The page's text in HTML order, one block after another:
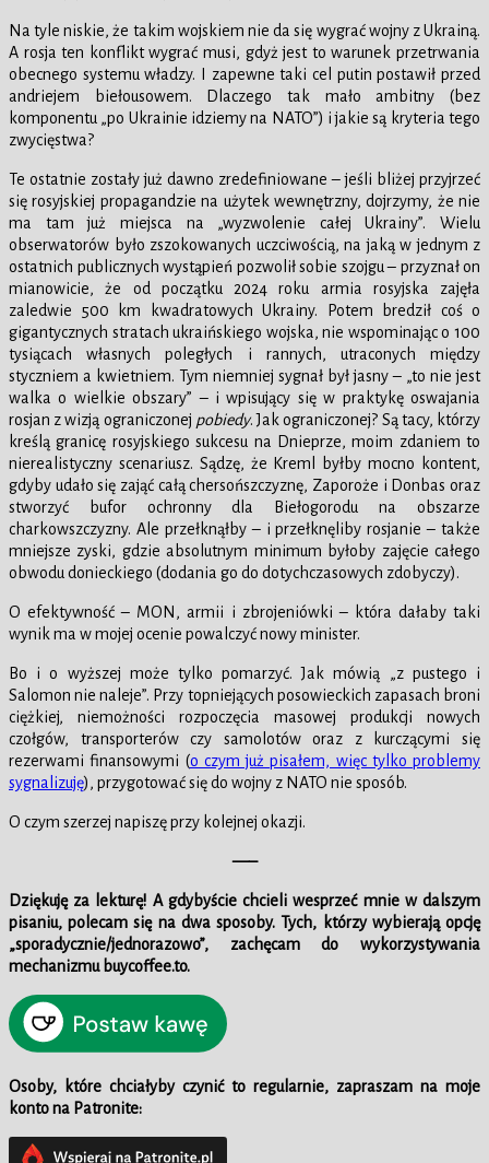
Na tyle niskie, że takim wojskiem nie da się wygrać wojny z Ukrainą.
A rosja ten konflikt wygrać musi, gdyż jest to warunek przetrwania
obecnego systemu władzy. I zapewne taki cel putin postawił przed
andriejem biełousowem. Dlaczego tak mało ambitny (bez
komponentu „po Ukrainie idziemy na NATO”) i jakie są kryteria tego
zwycięstwa?
Te ostatnie zostały już dawno zredefiniowane – jeśli bliżej przyjrzeć
się rosyjskiej propagandzie na użytek wewnętrzny, dojrzymy, że nie
ma tam już miejsca na „wyzwolenie całej Ukrainy”. Wielu
obserwatorów było zszokowanych uczciwością, na jaką w jednym z
ostatnich publicznych wystąpień pozwolił sobie szojgu – przyznał on
mianowicie, że od początku 2024 roku armia rosyjska zajęła
zaledwie 500 km kwadratowych Ukrainy. Potem bredził coś o
gigantycznych stratach ukraińskiego wojska, nie wspominając o 100
tysiącach własnych poległych i rannych, utraconych między
styczniem a kwietniem. Tym niemniej sygnał był jasny – „to nie jest
walka o wielkie obszary” – i wpisujący się w praktykę oswajania
rosjan z wizją ograniczonej pobiedy. Jak ograniczonej? Są tacy, którzy
kreślą granicę rosyjskiego sukcesu na Dnieprze, moim zdaniem to
nierealistyczny scenariusz. Sądzę, że Kreml byłby mocno kontent,
gdyby udało się zająć całą chersońszczyznę, Zaporoże i Donbas oraz
stworzyć bufor ochronny dla Biełogorodu na obszarze
charkowszczyzny. Ale przełknąłby – i przełknęliby rosjanie – także
mniejsze zyski, gdzie absolutnym minimum byłoby zajęcie całego
obwodu donieckiego (dodania go do dotychczasowych zdobyczy).
O efektywność – MON, armii i zbrojeniówki – która dałaby taki
wynik ma w mojej ocenie powalczyć nowy minister.
Bo i o wyższej może tylko pomarzyć. Jak mówią „z pustego i
Salomon nie naleje”. Przy topniejących posowieckich zapasach broni
ciężkiej, niemożności rozpoczęcia masowej produkcji nowych
czołgów, transporterów czy samolotów oraz z kurczącymi się
rezerwami finansowymi (o czym już pisałem, więc tylko problemy
sygnalizuję), przygotować się do wojny z NATO nie sposób.
O czym szerzej napiszę przy kolejnej okazji.
—–
Dziękuję za lekturę! A gdybyście chcieli wesprzeć mnie w dalszym
pisaniu, polecam się na dwa sposoby. Tych, którzy wybierają opcję
„sporadycznie/jednorazowo”, zachęcam do wykorzystywania
mechanizmu buycoffee.to.
Osoby, które chciałyby czynić to regularnie, zapraszam na moje
konto na Patronite: